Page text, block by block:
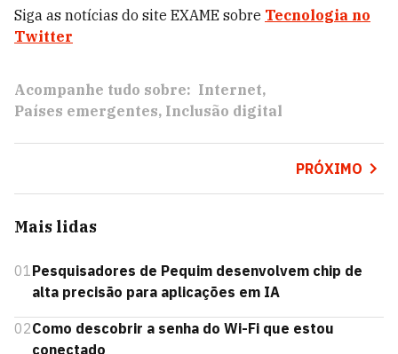
Siga as notícias do site EXAME sobre Tecnologia no
Twitter
Acompanhe tudo sobre: Internet
Países emergentes Inclusão digital
PRÓXIMO
Mais lidas
01Pesquisadores de Pequim desenvolvem chip de
alta precisão para aplicações em IA
02Como descobrir a senha do Wi-Fi que estou
conectado